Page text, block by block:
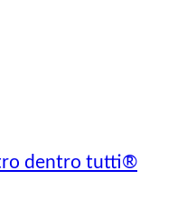
dentro tutti®